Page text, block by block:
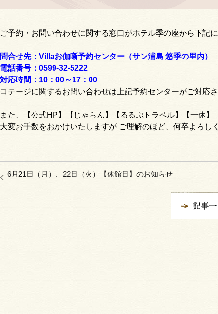
ご予約・お問い合わせに関する窓口がホテル季の座から下記
問合せ先：Villaお伽噺予約センター（サン浦島 悠季の里内）
電話番号：0599-32-5222
対応時間：10：00～17：00
コテージに関するお問い合わせは上記予約センターがご対応
また、【公式HP】【じゃらん】【るるぶトラベル】【一休
大変お手数をおかけいたしますが ご理解のほど、何卒よろし
6月21日（月）、22日（火）【休館日】のお知らせ